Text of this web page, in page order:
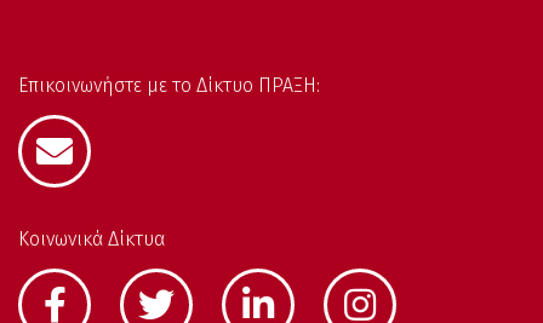
Επικοινωνήστε με το Δίκτυο ΠΡΑΞΗ:
Κοινωνικά Δίκτυα